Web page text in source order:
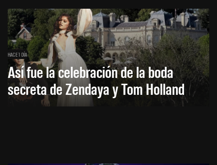
HACE 1 DÍA
Así fue la celebración de la boda
secreta de Zendaya y Tom Holland